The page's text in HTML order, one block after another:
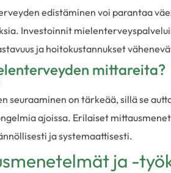
edistäminen voi parantaa
Investoinnit
ja hoitokustannukset
mittareita?
seuraaminen on tärkeää, sillä se
ajoissa. Erilaiset
ja systemaattisesti.
ja -